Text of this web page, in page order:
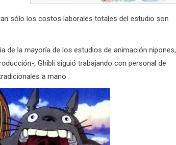
sólo los costos laborales totales del estudio son
de la mayoría de los estudios de animación nipones,
, Ghibli siguió trabajando con personal de
a mano .